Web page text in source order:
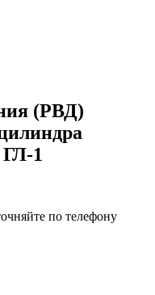
(РВД)
1
по телефону